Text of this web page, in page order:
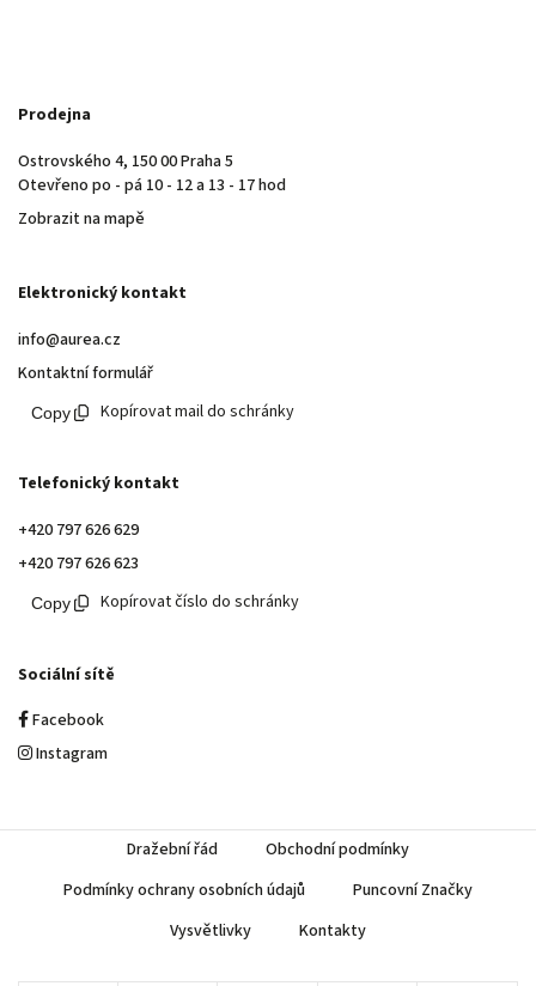
Prodejna
Ostrovského 4, 150 00 Praha 5
Otevřeno po - pá 10 - 12 a 13 - 17 hod
Zobrazit na mapě
Elektronický kontakt
info@aurea.cz
Kontaktní formulář
Kopírovat mail do schránky
Telefonický kontakt
+420 797 626 629
+420 797 626 623
Kopírovat číslo do schránky
Sociální sítě
Facebook
Instagram
Dražební řád
Obchodní podmínky
Podmínky ochrany osobních údajů
Puncovní Značky
Vysvětlivky
Kontakty